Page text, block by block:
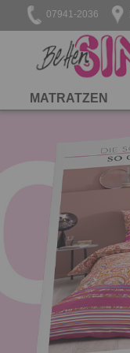
07941-2036
MATRATZEN